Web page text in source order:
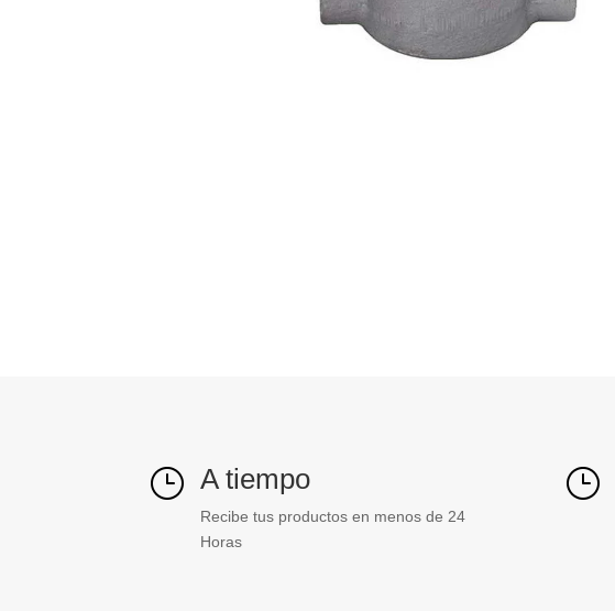
} A tiempo
Recibe tus productos en menos de 24
Horas
}